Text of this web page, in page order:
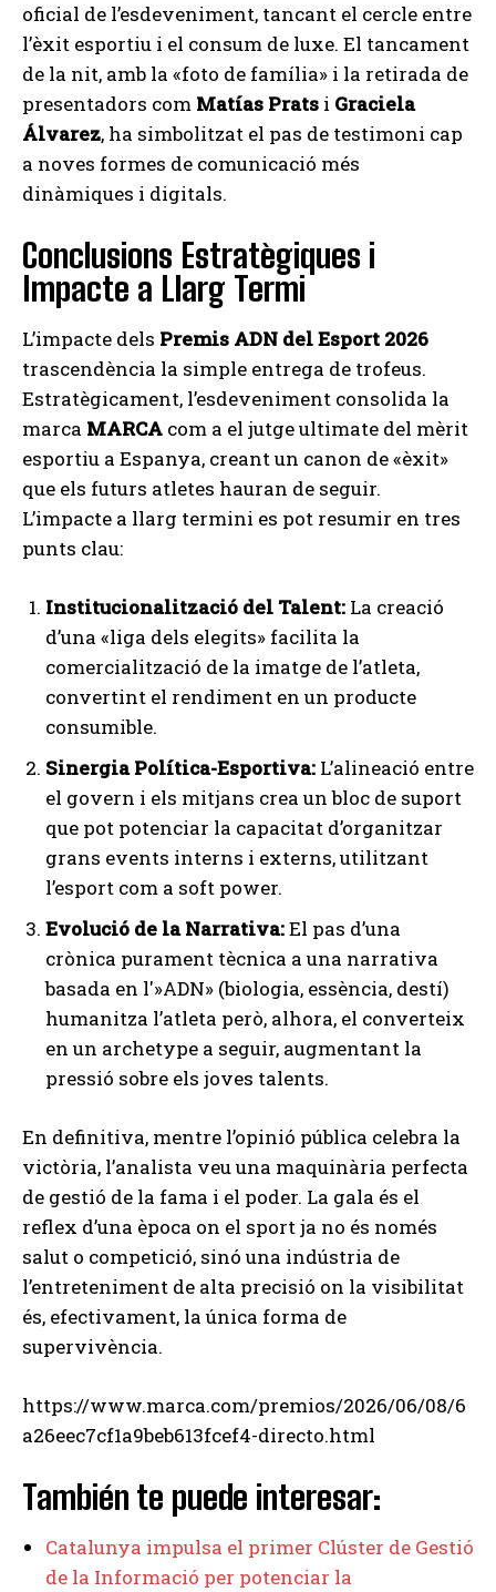
oficial de l’esdeveniment, tancant el cercle entre
l’èxit esportiu i el consum de luxe. El tancament
de la nit, amb la «foto de família» i la retirada de
presentadors com Matías Prats i Graciela
Álvarez, ha simbolitzat el pas de testimoni cap
a noves formes de comunicació més
dinàmiques i digitals.
Conclusions Estratègiques i
Impacte a Llarg Termi
L’impacte dels Premis ADN del Esport 2026
trascendència la simple entrega de trofeus.
Estratègicament, l’esdeveniment consolida la
marca MARCA com a el jutge ultimate del mèrit
esportiu a Espanya, creant un canon de «èxit»
que els futurs atletes hauran de seguir.
L’impacte a llarg termini es pot resumir en tres
punts clau:
Institucionalització del Talent: La creació
d’una «liga dels elegits» facilita la
comercialització de la imatge de l’atleta,
convertint el rendiment en un producte
consumible.
Sinergia Política-Esportiva: L’alineació entre
el govern i els mitjans crea un bloc de suport
que pot potenciar la capacitat d’organitzar
grans events interns i externs, utilitzant
l’esport com a soft power.
Evolució de la Narrativa:El pas d’una
crònica purament tècnica a una narrativa
basada en l'»ADN» (biologia, essència, destí)
humanitza l’atleta però, alhora, el converteix
en un archetype a seguir, augmentant la
pressió sobre els joves talents.
En definitiva, mentre l’opinió pública celebra la
victòria, l’analista veu una maquinària perfecta
de gestió de la fama i el poder. La gala és el
reflex d’una època on el sport ja no és només
salut o competició, sinó una indústria de
l’entreteniment de alta precisió on la visibilitat
és, efectivament, la única forma de
supervivència.
https://www.marca.com/premios/2026/06/08/6
a26eec7cf1a9beb613fcef4-directo.html
También te puede interesar:
Catalunya impulsa el primer Clúster de Gestió
de la Informació per potenciar la